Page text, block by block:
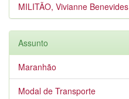
MILITÃO, Vivianne Benevides
Assunto
Maranhão
Modal de Transporte